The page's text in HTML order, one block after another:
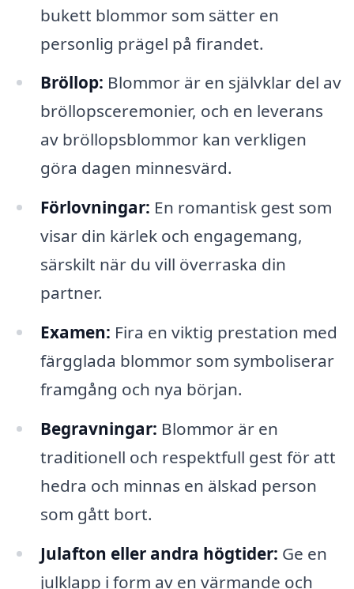
bukett blommor som sätter en
personlig prägel på firandet.
Bröllop: Blommor är en självklar del av
bröllopsceremonier, och en leverans
av bröllopsblommor kan verkligen
göra dagen minnesvärd.
Förlovningar: En romantisk gest som
visar din kärlek och engagemang,
särskilt när du vill överraska din
partner.
Examen: Fira en viktig prestation med
färgglada blommor som symboliserar
framgång och nya början.
Begravningar: Blommor är en
traditionell och respektfull gest för att
hedra och minnas en älskad person
som gått bort.
Julafton eller andra högtider: Ge en
julklapp i form av en värmande och